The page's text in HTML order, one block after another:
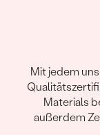
Mit jedem
Materials
außerdem